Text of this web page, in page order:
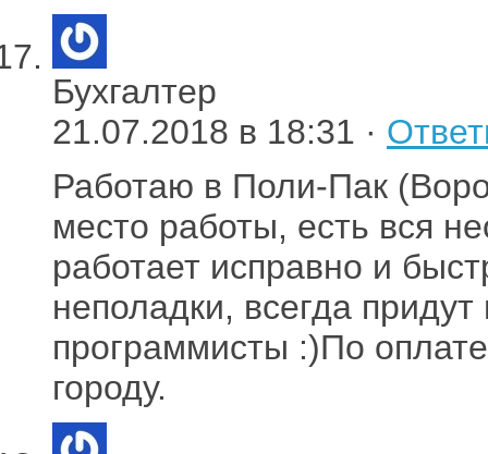
Бухгалтер
21.07.2018 в 18:31 ·
Работаю в Поли-Пак
место работы, есть вся
работает исправно и
неполадки, всегда
программисты :)По
городу.